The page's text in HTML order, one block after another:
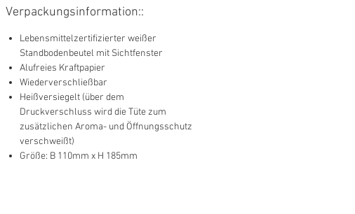
Verpackungsinformation::
Lebensmittelzertifizierter weißer
Standbodenbeutel mit Sichtfenster
Alufreies Kraftpapier
Wiederverschließbar
Heißversiegelt (über dem
Druckverschluss wird die Tüte zum
zusätzlichen Aroma- und Öffnungsschutz
verschweißt)
Größe: B 110mm x H 185mm